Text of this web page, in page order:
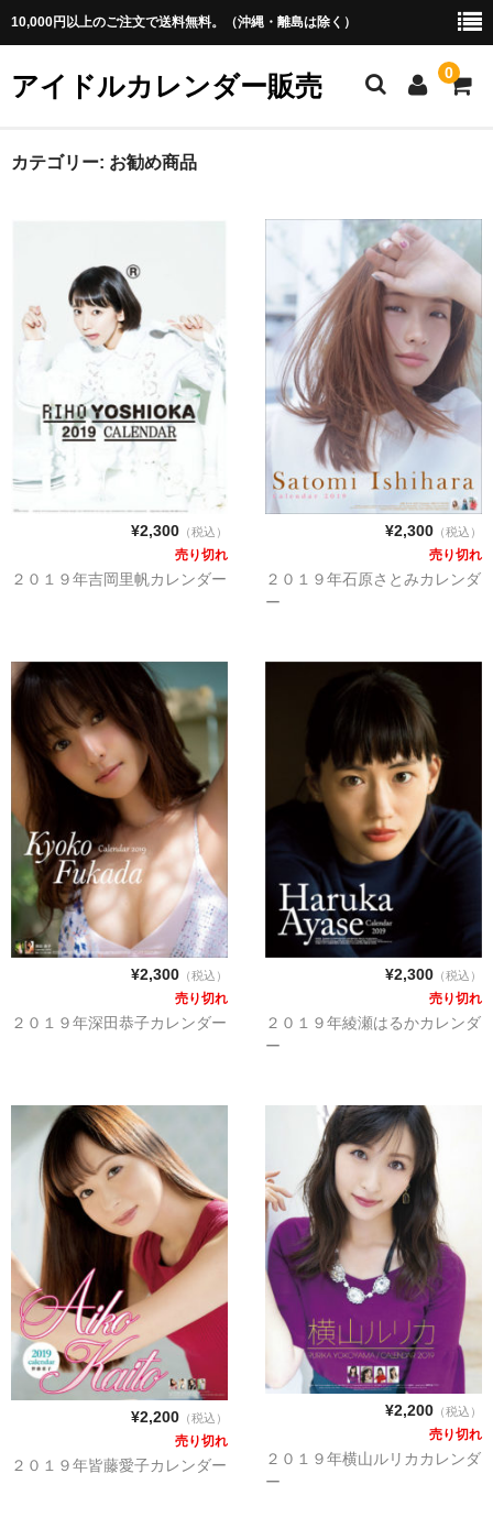
10,000円以上のご注文で送料無料。（沖縄・離島は除く）
アイドルカレンダー販売 0
ホーム
・か行
・さ行
・た行
・な行
・は行
・や、ら、わ行
セクシー
・壁掛
・卓上
売り切れ情報
お支払い・配送
会社概要
お問い合わせ
カテゴリー: お勧め商品
¥2,300（税込）
売り切れ
２０１９年吉岡里帆カレンダー
¥2,300（税込）
売り切れ
２０１９年石原さとみカレンダ
ー
¥2,300（税込）
売り切れ
２０１９年深田恭子カレンダー
¥2,300（税込）
売り切れ
２０１９年綾瀬はるかカレンダ
ー
¥2,200（税込）
売り切れ
２０１９年皆藤愛子カレンダー
¥2,200（税込）
売り切れ
２０１９年横山ルリカカレンダ
ー